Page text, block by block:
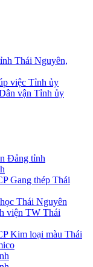
Thái Nguyên,
việc Tỉnh ủy
vận Tỉnh ủy
Đảng tỉnh
Gang thép Thái
Thái Nguyên
viện TW Thái
Kim loại màu Thái